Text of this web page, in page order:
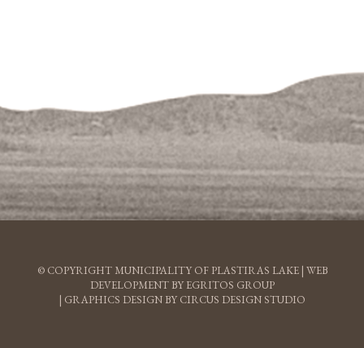
© COPYRIGHT MUNICIPALITY OF PLASTIRAS LAKE | WEB
DEVELOPMENT BY EGRITOS GROUP
| GRAPHICS DESIGN BY CIRCUS DESIGN STUDIO